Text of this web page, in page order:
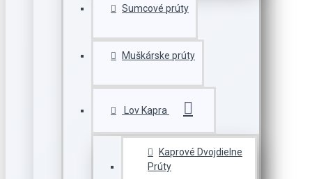
Sumcové prúty
Muškárske prúty
Lov Kapra
Kaprové Dvojdielne
Prúty